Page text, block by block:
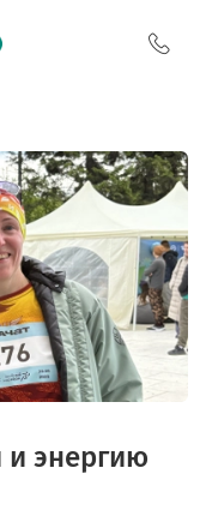
и энергию